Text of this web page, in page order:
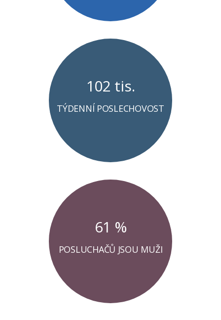
102 tis.
TÝDENNÍ POSLECHOVOST
61 %
POSLUCHAČŮ JSOU MUŽI